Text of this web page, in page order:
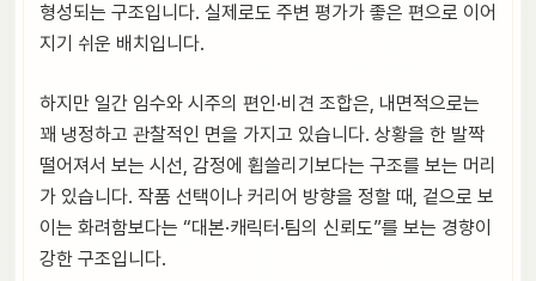
형성되는 구조입니다. 실제로도 주변 평가가 좋은 편으로 이어
지기 쉬운 배치입니다.
하지만 일간 임수와 시주의 편인·비견 조합은, 내면적으로는
꽤 냉정하고 관찰적인 면을 가지고 있습니다. 상황을 한 발짝
떨어져서 보는 시선, 감정에 휩쓸리기보다는 구조를 보는 머리
가 있습니다. 작품 선택이나 커리어 방향을 정할 때, 겉으로 보
이는 화려함보다는 “대본·캐릭터·팀의 신뢰도”를 보는 경향이
강한 구조입니다.